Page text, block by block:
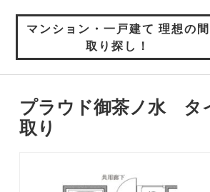
マンション・一戸建て 理想の間
取り探し！
プラウド御茶ノ水
取り